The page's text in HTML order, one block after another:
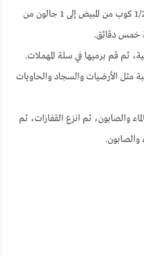
بنفسك عن طريق إضافة 1 1/2 كوب من المبيض إلى 1 جالون من
خمس دقائق.
ثم قم برميها في سلة المهملات.
مثل الأرضيات والسجاد والحاويات
والصابون، ثم انزع القفازات، ثم
والصابون.